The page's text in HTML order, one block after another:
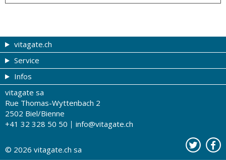
vitagate.ch
Forme et beauté
Thèmes de A à Z
Thérapies
La santé sur les ondes
Tests de santé
Service
Coupons
Tribune du droguiste
Recherche de drogueries
Drogueries partenaires
Contact
Infos
Impressum
Conditions d'utilisation
A notre sujet
Publicité sur vitagate.ch
vitagate sa
Rue Thomas-Wyttenbach 2
2502 Biel/Bienne
+41 32 328 50 50
info@vitagate.ch
© 2026 vitagate.ch sa